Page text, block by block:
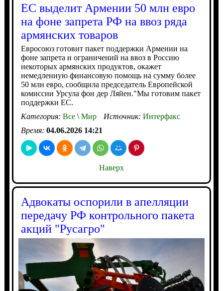
ЕС выделит Армении 50 млн евро
на фоне запрета РФ на ввоз ряда
армянских товаров
Евросоюз готовит пакет поддержки Армении на
фоне запрета и ограничений на ввоз в Россию
некоторых армянских продуктов, окажет
немедленную финансовую помощь на сумму более
50 млн евро, сообщила председатель Европейской
комиссии Урсула фон дер Ляйен."Мы готовим пакет
поддержки ЕС.
Категория: Все\Мир Источник: Интерфакс
Время: 04.06.2026 14:21
Наверх
Адвокаты оспорили в апелляции
передачу РФ контрольного пакета
акций "Русагро"